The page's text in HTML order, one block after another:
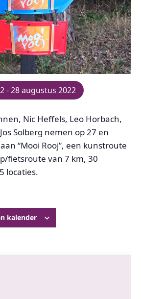
-28 augustus 2022
Nic Heffels, Leo Horbach,
Solberg nemen op 27 en
“Mooi Rooj”, een kunstroute
fietsroute van 7 km, 30
locaties.
kalender